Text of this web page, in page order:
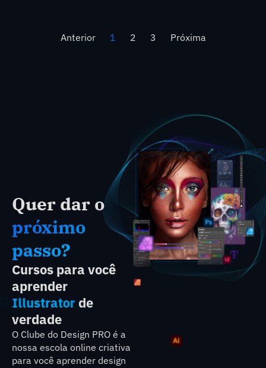
Anterior 1 2 3 Próxima
Quer dar o
próximo
passo?
Cursos para você
aprender
Illustrator
Photoshop de
verdade
O Clube do Design PRO é a
nossa escola online criativa
para você aprender design